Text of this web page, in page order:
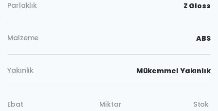
Parlaklık Z Gloss
Malzeme ABS
Yakınlık Mükemmel Yakınlık
Ebat Miktar
Stok